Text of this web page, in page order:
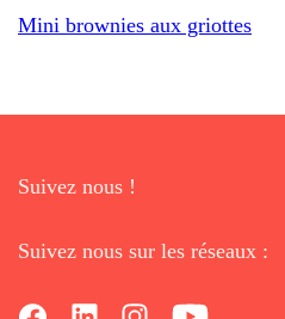
Mini brownies aux griottes
Suivez nous !
Suivez nous sur les réseaux :